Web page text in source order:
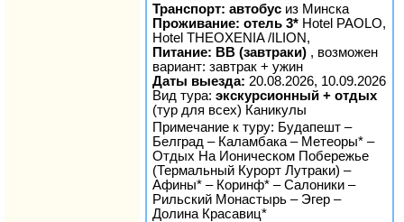
Транспорт: автобус из Минска
Проживание: отель 3* Hotel PAOLO,
Hotel THEOXENIA /ILION,
Питание: BB (завтраки) , возможен
вариант: завтрак + ужин
Даты выезда: 20.08.2026, 10.09.2026
Вид тура: экскурсионный + отдых
(тур для всех) Каникулы
Примечание к туру: Будапешт –
Белград – Каламбака – Метеоры* –
Отдых На Ионическом Побережье
(Термальный Курорт Лутраки) –
Афины* – Коринф* – Салоники –
Рильский Монастырь – Эгер –
Долина Красавиц*